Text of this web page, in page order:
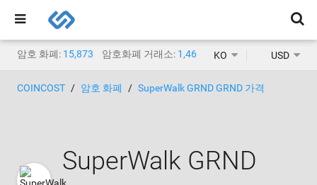
암호 화폐: 15,873 암호화폐 거래소: 1,468 KO USD
COINCOST 암호 화폐 SuperWalk GRND GRND 가격
SuperWalk GRND